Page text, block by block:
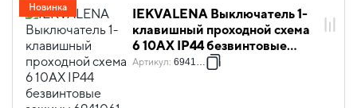
IEKVALENA Выключатель 1-
клавишный проходной схема
6 10АХ IP44 безвинтовые
зажимы 6941061 слоновая
Артикул: 6941061
Новинка